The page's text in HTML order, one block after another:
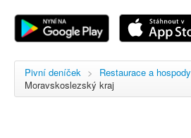
Registrace
Pivní deníček > Restaurace a hospody
Moravskoslezský kraj